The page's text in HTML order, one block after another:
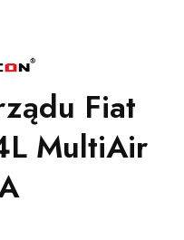
Fiat
MultiAir